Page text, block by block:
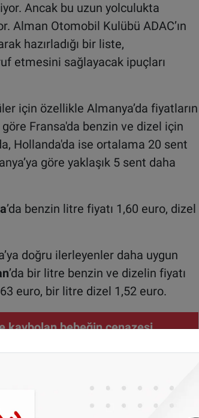
Ancak bu uzun yolculukta
Alman Otomobil Kulübü ADAC’ın
hazırladığı bir liste,
etmesini sağlayacak ipuçları
için özellikle Almanya’da fiyatların
Fransa'da benzin ve dizel için
Hollanda'da ise ortalama 20 sent
göre yaklaşık 5 sent daha
’da benzin litre fiyatı 1,60 euro, dizel
doğru ilerleyenler daha uygun
’da bir litre benzin ve dizelin fiyatı
euro, bir litre dizel 1,52 euro.
kaybolan bebeğin cenazesi
için depolarını Avusturya’da